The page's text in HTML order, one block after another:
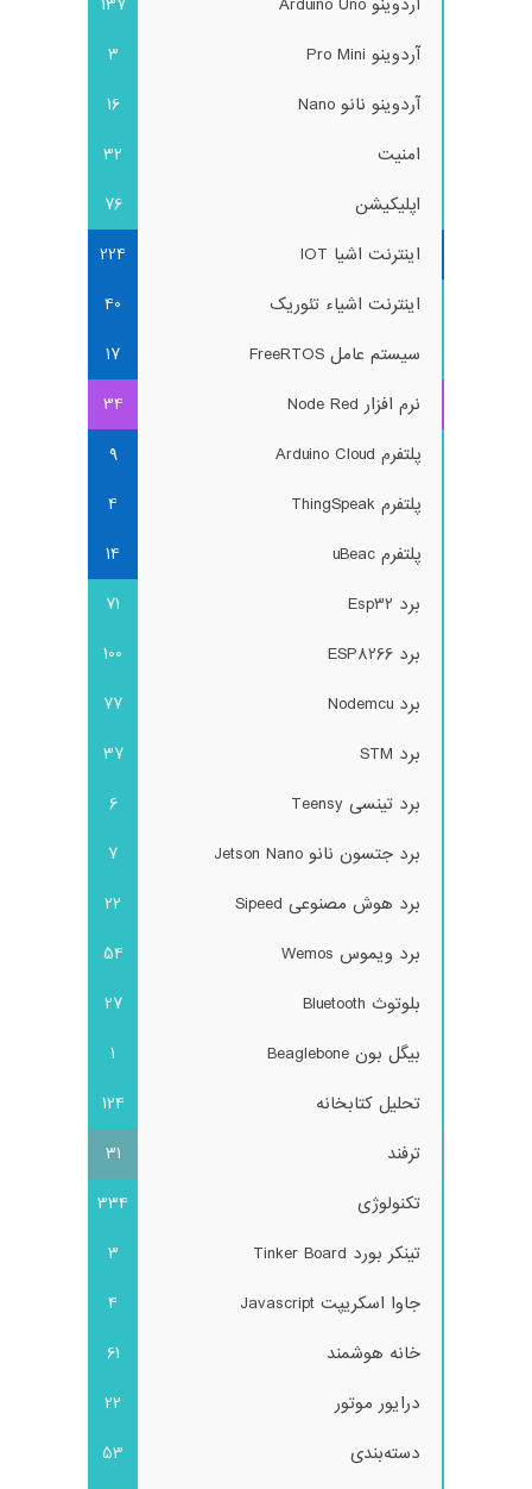
آردوینو Arduino Uno
137
آردوینو Pro Mini
3
آردوینو نانو Nano
16
امنیت
32
اپلیکیشن
76
اینترنت اشیا IOT
224
اینترنت اشیاء تئوریک
40
سیستم عامل FreeRTOS
17
نرم افزار Node Red
34
پلتفرم Arduino Cloud
9
پلتفرم ThingSpeak
4
پلتفرم uBeac
14
برد Esp32
71
برد ESP8266
100
برد Nodemcu
77
برد STM
37
برد تینسی Teensy
6
برد جتسون نانو Jetson Nano
7
برد هوش مصنوعی Sipeed
22
برد ویموس Wemos
54
بلوتوث Bluetooth
27
بیگل بون Beaglebone
1
تحلیل کتابخانه
124
ترفند
31
تکنولوژی
334
تینکر بورد Tinker Board
3
جاوا اسکریپت Javascript
4
خانه هوشمند
61
درایور موتور
22
دسته‌بندی
53